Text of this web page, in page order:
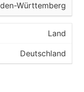
Württemberg
Land
Deutschland